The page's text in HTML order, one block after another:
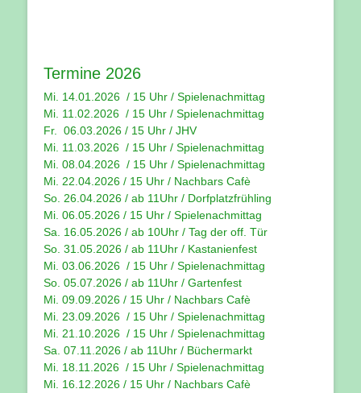
Termine 2026
Mi. 14.01.2026 / 15 Uhr / Spielenachmittag
Mi. 11.02.2026 / 15 Uhr / Spielenachmittag
Fr. 06.03.2026 / 15 Uhr / JHV
Mi. 11.03.2026 / 15 Uhr / Spielenachmittag
Mi. 08.04.2026 / 15 Uhr / Spielenachmittag
Mi. 22.04.2026 / 15 Uhr / Nachbars Cafè
So. 26.04.2026 / ab 11Uhr / Dorfplatzfrühling
Mi. 06.05.2026 / 15 Uhr / Spielenachmittag
Sa. 16.05.2026 / ab 10Uhr / Tag der off. Tür
So. 31.05.2026 / ab 11Uhr / Kastanienfest
Mi. 03.06.2026 / 15 Uhr / Spielenachmittag
So. 05.07.2026 / ab 11Uhr / Gartenfest
Mi. 09.09.2026 / 15 Uhr / Nachbars Cafè
Mi. 23.09.2026 / 15 Uhr / Spielenachmittag
Mi. 21.10.2026 / 15 Uhr / Spielenachmittag
Sa. 07.11.2026 / ab 11Uhr / Büchermarkt
Mi. 18.11.2026 / 15 Uhr / Spielenachmittag
Mi. 16.12.2026 / 15 Uhr / Nachbars Cafè